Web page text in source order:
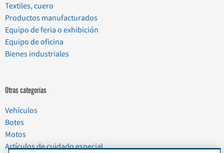
Textiles, cuero
Productos manufacturados
Equipo de feria o exhibición
Equipo de oficina
Bienes industriales
Otras categorías
Vehículos
Botes
Motos
Artículos de cuidado especial